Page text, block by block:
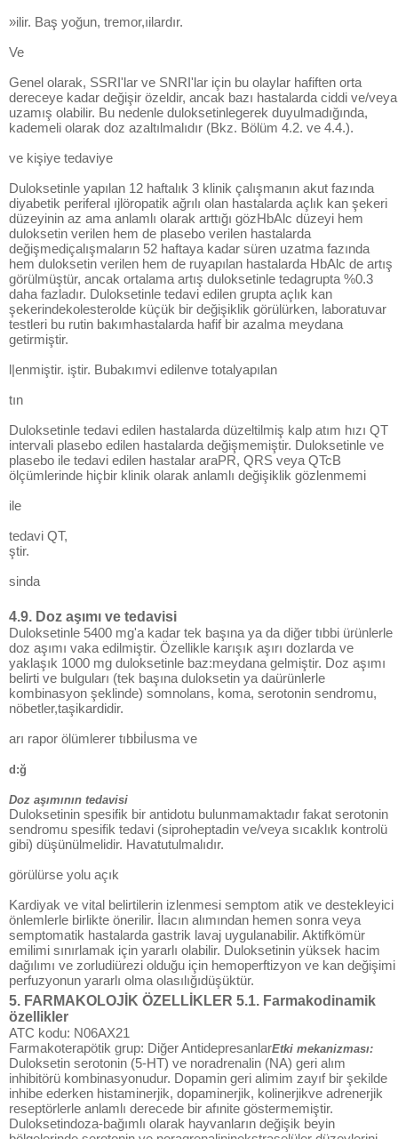
»ilir. Baş yoğun, tremor,ıilardır.
Ve
Genel olarak, SSRI'lar ve SNRI'lar için bu olaylar hafiften orta
dereceye kadar değişir özeldir, ancak bazı hastalarda ciddi ve/veya
uzamış olabilir. Bu nedenle duloksetinlegerek duyulmadığında,
kademeli olarak doz azaltılmalıdır (Bkz. Bölüm 4.2. ve 4.4.).
ve kişiye tedaviye
Duloksetinle yapılan 12 haftalık 3 klinik çalışmanın akut fazında
diyabetik periferal ıjlöropatik ağrılı olan hastalarda açlık kan şekeri
düzeyinin az ama anlamlı olarak arttığı gözHbAlc düzeyi hem
duloksetin verilen hem de plasebo verilen hastalarda
değişmediçalışmaların 52 haftaya kadar süren uzatma fazında
hem duloksetin verilen hem de ruyapılan hastalarda HbAlc de artış
görülmüştür, ancak ortalama artış duloksetinle tedagrupta %0.3
daha fazladır. Duloksetinle tedavi edilen grupta açlık kan
şekerindekolesterolde küçük bir değişiklik görülürken, laboratuvar
testleri bu rutin bakımhastalarda hafif bir azalma meydana
getirmiştir.
l|enmiştir. iştir. Bubakımvi edilenve totalyapılan
tın
Duloksetinle tedavi edilen hastalarda düzeltilmiş kalp atım hızı QT
intervali plasebo edilen hastalarda değişmemiştir. Duloksetinle ve
plasebo ile tedavi edilen hastalar araPR, QRS veya QTcB
ölçümlerinde hiçbir klinik olarak anlamlı değişiklik gözlenmemi
ile
tedavi QT,
ştir.
sinda
4.9. Doz aşımı ve tedavisi
Duloksetinle 5400 mg'a kadar tek başına ya da diğer tıbbi ürünlerle
doz aşımı vaka edilmiştir. Özellikle karışık aşırı dozlarda ve
yaklaşık 1000 mg duloksetinle baz:meydana gelmiştir. Doz aşımı
belirti ve bulguları (tek başına duloksetin ya daürünlerle
kombinasyon şeklinde) somnolans, koma, serotonin sendromu,
nöbetler,taşikardidir.
arı rapor ölümlerer tıbbiİusma ve
d:ğ
Doz aşımının tedavisi
Duloksetinin spesifik bir antidotu bulunmamaktadır fakat serotonin
sendromu spesifik tedavi (siproheptadin ve/veya sıcaklık kontrolü
gibi) düşünülmelidir. Havatutulmalıdır.
görülürse yolu açık
Kardiyak ve vital belirtilerin izlenmesi semptom atik ve destekleyici
önlemlerle birlikte önerilir. İlacın alımından hemen sonra veya
semptomatik hastalarda gastrik lavaj uygulanabilir. Aktifkömür
emilimi sınırlamak için yararlı olabilir. Duloksetinin yüksek hacim
dağılımı ve zorludiürezi olduğu için hemoperftizyon ve kan değişimi
perfuzyonun yararlı olma olasılığıdüşüktür.
5. FARMAKOLOJİK ÖZELLİKLER 5.1. Farmakodinamik
özellikler
ATC kodu: N06AX21
Farmakoterapötik grup: Diğer AntidepresanlarEtki mekanizması:
Duloksetin serotonin (5-HT) ve noradrenalin (NA) geri alım
inhibitörü kombinasyonudur. Dopamin geri alimim zayıf bir şekilde
inhibe ederken histaminerjik, dopaminerjik, kolinerjikve adrenerjik
reseptörlerle anlamlı derecede bir afınite göstermemiştir.
Duloksetindoza-bağımlı olarak hayvanların değişik beyin